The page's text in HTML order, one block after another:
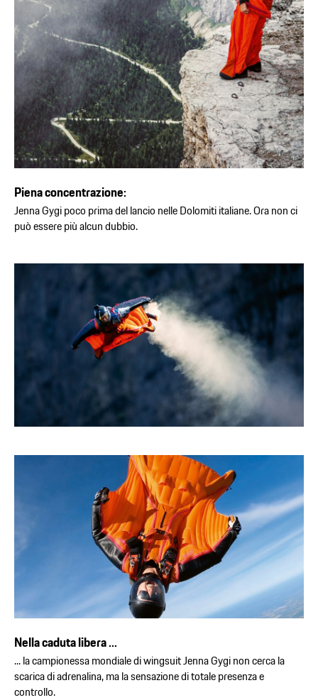
Piena concentrazione:
Jenna Gygi poco prima del lancio nelle Dolomiti italiane. Ora non ci
può essere più alcun dubbio.
Nella caduta libera ...
... la campionessa mondiale di wingsuit Jenna Gygi non cerca la
scarica di adrenalina, ma la sensazione di totale presenza e
controllo.